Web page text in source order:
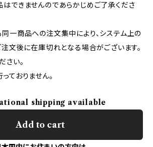
できませんのであらかじめご了承くださ
一商品への注文集中により、システム上の
注文後に在庫切れとなる場合がございます。
さい。
ておりません。
shipping available
Add to cart